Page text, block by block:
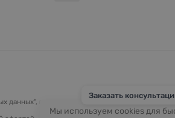
данных", на условиях и для целей, определенных
Заказать
Мы используем cookies для